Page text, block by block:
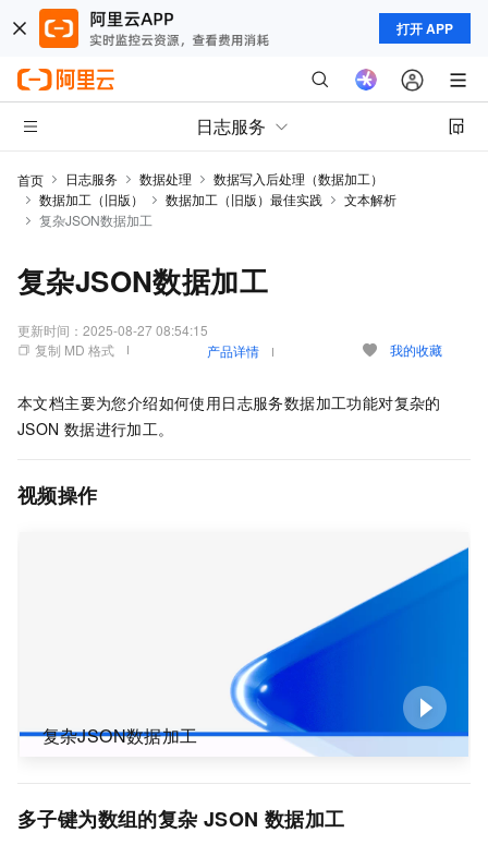
打开 APP
日志服务
首页 日志服务 数据处理
数据写入后处理（数据加工）
数据加工（旧版）
数据加工（旧版）最佳实践
文本解析
复杂JSON数据加工
复杂JSON数据加工
更新时间： 2025-08-27 08:54:15
复制 MD 格式
产品详情 我的收藏
本文档主要为您介绍如何使用日志服务数据加工功能对复杂的
JSON 数据进行加工。
视频操作
复杂JSON数据加工
多子键为数组的复杂 JSON 数据加工